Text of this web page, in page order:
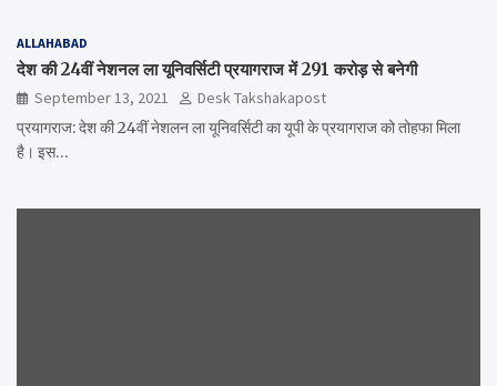
ALLAHABAD
देश की 24वीं नेशनल ला यूनिवर्सिटी प्रयागराज में 291 करोड़ से बनेगी
September 13, 2021
Desk Takshakapost
प्रयागराज: देश की 24वीं नेशलन ला यूनिवर्सिटी का यूपी के प्रयागराज को तोहफा मिला
है। इस…